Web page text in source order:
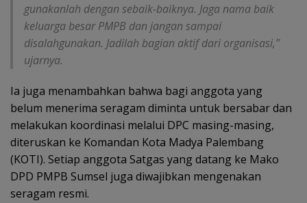
gunakanlah dengan sebaik-baiknya. Jaga nama baik
keluarga besar PMPB dan jangan sampai
disalahgunakan. Jadilah bagian aktif dari organisasi,”
ujarnya.
Ia juga menambahkan bahwa bagi anggota yang
belum menerima seragam diminta untuk bersabar dan
melakukan koordinasi melalui DPC masing-masing,
diteruskan ke Komandan Kota Madya Palembang
(KOTI). Setiap anggota Satgas yang datang ke Mako
DPD PMPB Sumsel juga diwajibkan mengenakan
seragam resmi.